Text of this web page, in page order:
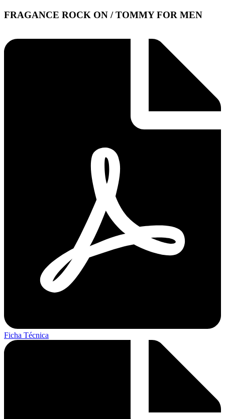
FRAGANCE ROCK ON / TOMMY FOR MEN
Ficha Técnica